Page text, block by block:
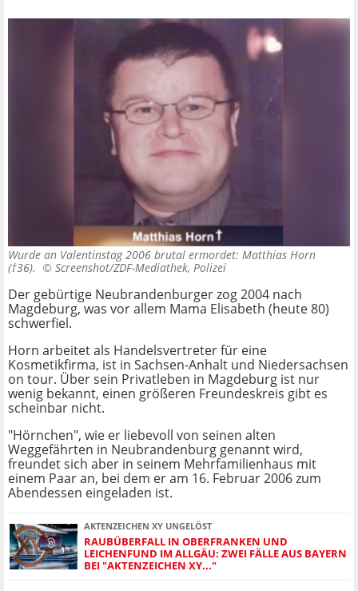
Wurde an Valentinstag 2006 brutal ermordet: Matthias Horn
(†36). © Screenshot/ZDF-Mediathek, Polizei
Der gebürtige Neubrandenburger zog 2004 nach
Magdeburg, was vor allem Mama Elisabeth (heute 80)
schwerfiel.
Horn arbeitet als Handelsvertreter für eine
Kosmetikfirma, ist in Sachsen-Anhalt und Niedersachsen
on tour. Über sein Privatleben in Magdeburg ist nur
wenig bekannt, einen größeren Freundeskreis gibt es
scheinbar nicht.
"Hörnchen", wie er liebevoll von seinen alten
Weggefährten in Neubrandenburg genannt wird,
freundet sich aber in seinem Mehrfamilienhaus mit
einem Paar an, bei dem er am 16. Februar 2006 zum
Abendessen eingeladen ist.
AKTENZEICHEN XY UNGELÖST
RAUBÜBERFALL IN OBERFRANKEN UND
LEICHENFUND IM ALLGÄU: ZWEI FÄLLE AUS BAYERN
BEI "AKTENZEICHEN XY..."